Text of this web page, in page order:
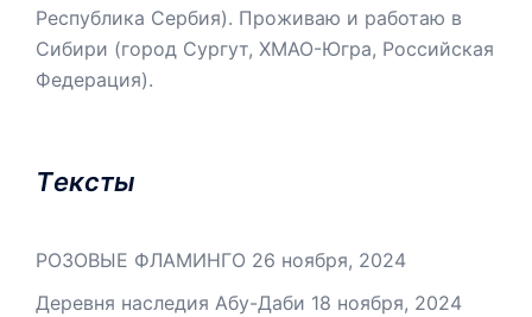
Республика Сербия). Проживаю и работаю в
Сибири (город Сургут, ХМАО-Югра, Российская
Федерация).
Tексты
РОЗОВЫЕ ФЛАМИНГО 26 ноября, 2024
Деревня наследия Абу-Даби 18 ноября, 2024